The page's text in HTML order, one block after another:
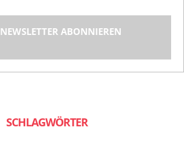
NEWSLETTER ABONNIEREN
SCHLAGWÖRTER